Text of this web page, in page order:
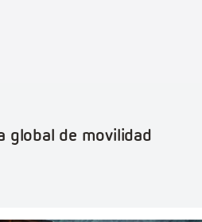
global de movilidad